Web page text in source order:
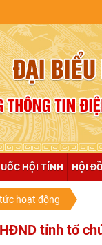
HỘI TỈNH HỘI
hoạt động
tỉnh tổ